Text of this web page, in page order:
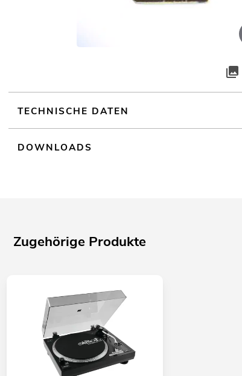
TECHNISCHE DATEN
DOWNLOADS
Zugehörige Produkte